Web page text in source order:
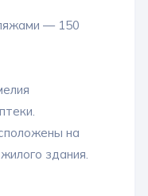
— 150
на
здания.